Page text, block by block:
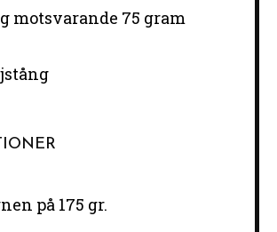
motsvarande 75 gram
på 175 gr.